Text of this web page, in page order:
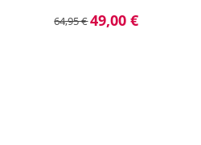
64,95 €49,00 €